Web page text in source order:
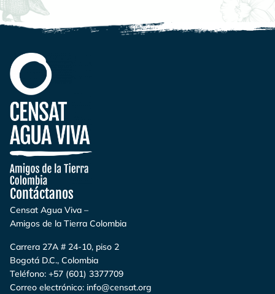
Contáctanos
Censat Agua Viva –
Amigos de la Tierra Colombia
Carrera 27A # 24-10, piso 2
Bogotá D.C., Colombia
Teléfono: +57 (601) 3377709
Correo electrónico: info@censat.org